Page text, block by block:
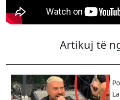
Artikuj të